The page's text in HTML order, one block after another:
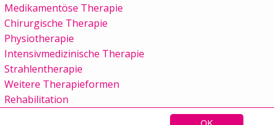
OK
Medikamentöse Therapie
Chirurgische Therapie
Physiotherapie
Intensivmedizinische Therapie
Strahlentherapie
Weitere Therapieformen
Rehabilitation